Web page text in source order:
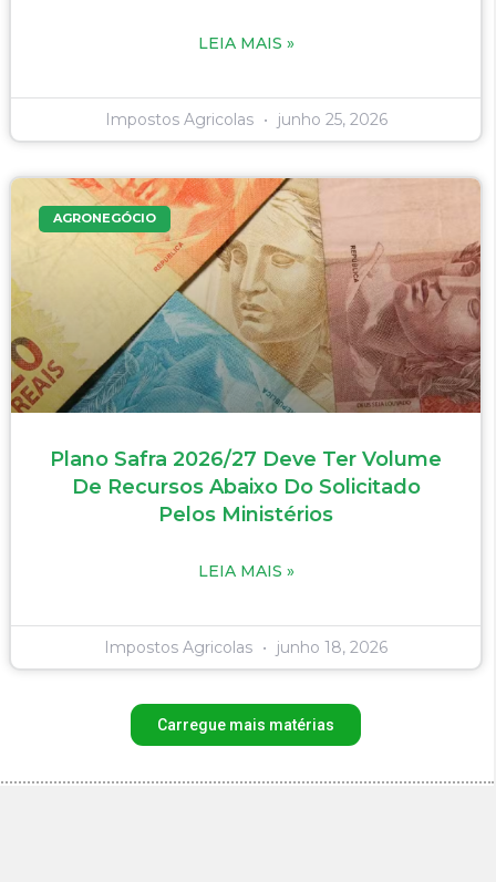
LEIA MAIS »
Impostos Agricolas junho 25, 2026
AGRONEGÓCIO
Plano Safra 2026/27 Deve Ter Volume
De Recursos Abaixo Do Solicitado
Pelos Ministérios
LEIA MAIS »
Impostos Agricolas junho 18, 2026
Carregue mais matérias